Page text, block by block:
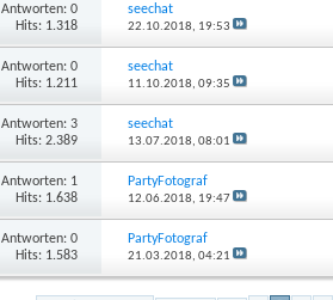
Antworten: 0
Hits: 1.318
seechat
22.10.2018, 19:53
Antworten: 0
Hits: 1.211
seechat
11.10.2018, 09:35
Antworten: 3
Hits: 2.389
seechat
13.07.2018, 08:01
Antworten: 1
Hits: 1.638
PartyFotograf
12.06.2018, 19:47
Antworten: 0
Hits: 1.583
PartyFotograf
21.03.2018, 04:21